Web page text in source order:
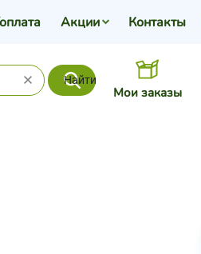
Найти
Мои заказы
Акции Контакты